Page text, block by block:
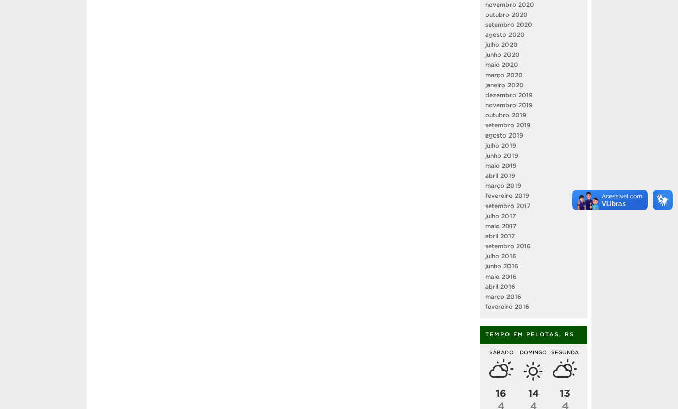
novembro 2020
outubro 2020
setembro 2020
agosto 2020
julho 2020
junho 2020
maio 2020
março 2020
janeiro 2020
dezembro 2019
novembro 2019
outubro 2019
setembro 2019
agosto 2019
julho 2019
junho 2019
maio 2019
abril 2019
março 2019
fevereiro 2019
setembro 2017
julho 2017
maio 2017
abril 2017
setembro 2016
julho 2016
junho 2016
maio 2016
abril 2016
março 2016
fevereiro 2016
TEMPO EM PELOTAS, RS
SÁBADO
16
4
DOMINGO
14
4
SEGUNDA
13
4